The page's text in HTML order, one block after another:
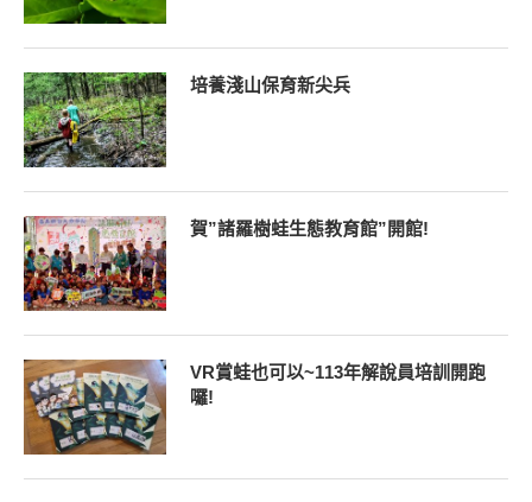
培養淺山保育新尖兵
賀”諸羅樹蛙生態教育館”開館!
VR賞蛙也可以~113年解說員培訓開跑
囉!